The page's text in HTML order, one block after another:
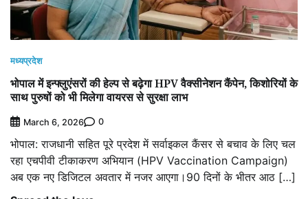
मध्यप्रदेश
भोपाल में इन्फ्लुएंसरों की हेल्प से बढ़ेगा HPV वैक्सीनेशन कैंपेन, किशोरियों के
साथ पुरुषों को भी मिलेगा वायरस से सुरक्षा लाभ
March 6, 2026 0
भोपाल: राजधानी सहित पूरे प्रदेश में सर्वाइकल कैंसर से बचाव के लिए चल
रहा एचपीवी टीकाकरण अभियान (HPV Vaccination Campaign)
अब एक नए डिजिटल अवतार में नजर आएगा।90 दिनों के भीतर आठ […]